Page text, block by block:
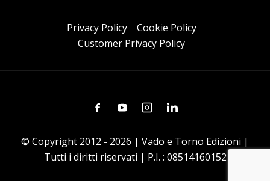
Privacy Policy
Cookie Policy
Customer Privacy Policy
FacebookYoutubeInstagramLinkedin
© Copyright 2012 - 2026 | Vado e Torno Edizioni |
Tutti i diritti riservati | P.I. : 08514160152